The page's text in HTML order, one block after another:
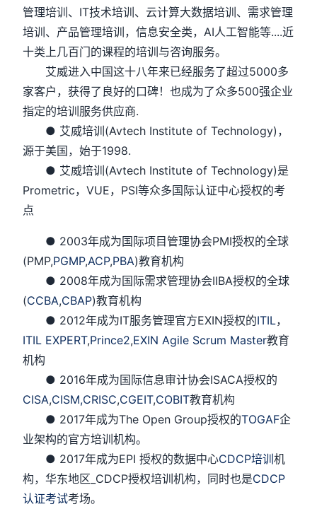
管理培训、IT技术培训、云计算大数据培训、需求管理
培训、产品管理培训，信息安全类，AI人工智能等....近
十类上几百门的课程的培训与咨询服务。
艾威进入中国这十八年来已经服务了超过5000多
家客户，获得了良好的口碑！也成为了众多500强企业
指定的培训服务供应商.
● 艾威培训(Avtech Institute of Technology)，
源于美国，始于1998.
● 艾威培训(Avtech Institute of Technology)是
Prometric，VUE，PSI等众多国际认证中心授权的考
点
● 2003年成为国际项目管理协会PMI授权的全球
(PMP,PGMP,ACP,PBA)教育机构
● 2008年成为国际需求管理协会IIBA授权的全球
(CCBA,CBAP)教育机构
● 2012年成为IT服务管理官方EXIN授权的ITIL，
ITIL EXPERT,Prince2,EXIN Agile Scrum Master教育
机构
● 2016年成为国际信息审计协会ISACA授权的
CISA,CISM,CRISC,CGEIT,COBIT教育机构
● 2017年成为The Open Group授权的TOGAF企
业架构的官方培训机构。
● 2017年成为EPI 授权的数据中心CDCP培训机
构，华东地区_CDCP授权培训机构，同时也是CDCP
认证考试考场。